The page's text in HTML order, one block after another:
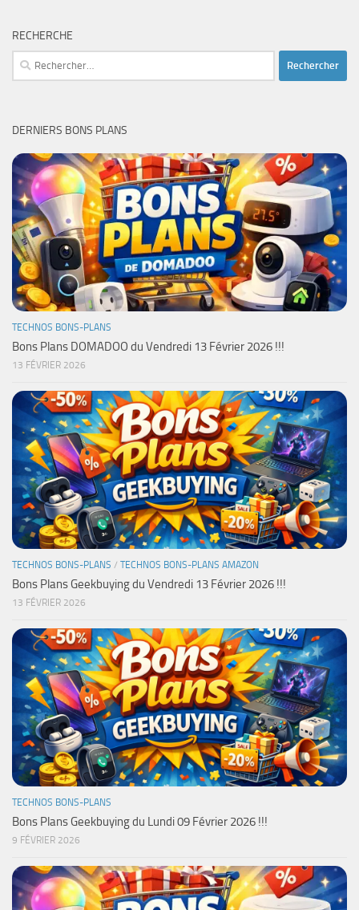
RECHERCHE
Rechercher :
DERNIERS BONS PLANS
TECHNOS BONS-PLANS
Bons Plans DOMADOO du Vendredi 13 Février 2026 !!!
13 FÉVRIER 2026
TECHNOS BONS-PLANS / TECHNOS BONS-PLANS AMAZON
Bons Plans Geekbuying du Vendredi 13 Février 2026 !!!
13 FÉVRIER 2026
TECHNOS BONS-PLANS
Bons Plans Geekbuying du Lundi 09 Février 2026 !!!
9 FÉVRIER 2026